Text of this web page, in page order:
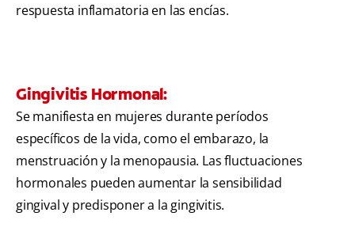
respuesta inflamatoria en las encías.
Gingivitis Hormonal:
Se manifiesta en mujeres durante períodos
específicos de la vida, como el embarazo, la
menstruación y la menopausia. Las fluctuaciones
hormonales pueden aumentar la sensibilidad
gingival y predisponer a la gingivitis.